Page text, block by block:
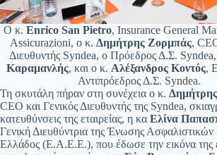
Ο κ.Enrico San Pietro, Insurance General
Assicurazioni, ο κ. Δημήτρης Ζορμπάς,
Διευθυντής Syndea, ο Πρόεδρος Δ.Σ.
Καραμανλής, και ο κ. Αλέξανδρος Κοντός,
Αντιπρόεδρος Δ.Σ. Syndea.
Τη σκυτάλη πήραν στη συνέχεια ο κ.
CEO και Γενικός Διευθυντής της Syndea,
κατευθύνσεις της εταιρείας, η κα Ελίνα
Γενική Διευθύντρια της Ένωσης Ασφαλιστικών
Ελλάδος (Ε.Α.Ε.Ε.), που έδωσε την εικόνα της